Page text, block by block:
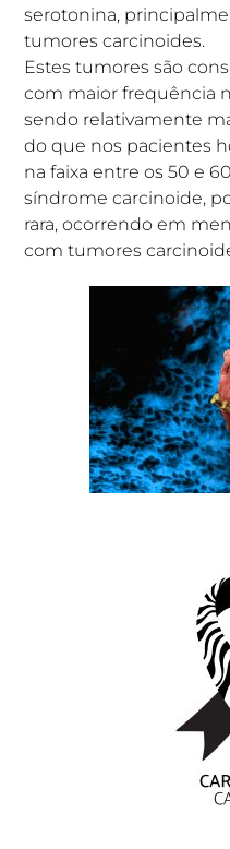
serotonina,
tumores carcinoides.
Estes tumores são
com maior frequência
sendo relativamente
do que nos pacientes
na faixa entre os 50 e
síndrome carcinoide,
rara, ocorrendo em
com tumores